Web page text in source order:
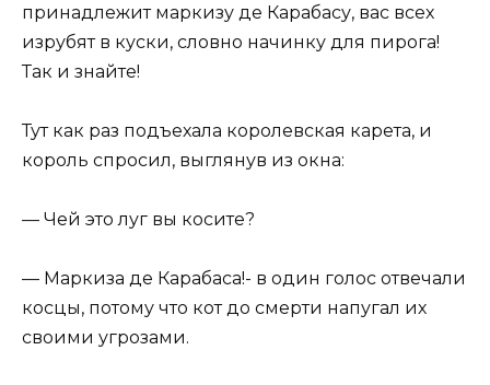
принадлежит маркизу де Карабасу, вас всех
изрубят в куски, словно начинку для пирога!
Так и знайте!
Тут как раз подъехала королевская карета, и
король спросил, выглянув из окна:
— Чей это луг вы косите?
— Маркиза де Карабаса!- в один голос отвечали
косцы, потому что кот до смерти напугал их
своими угрозами.